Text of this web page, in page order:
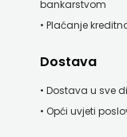
DJECA
NAŠA
OGNJIŠTA
bankarstvom
• Plaćanje
Dostava
• Dostava u sve
• Opći uvjeti